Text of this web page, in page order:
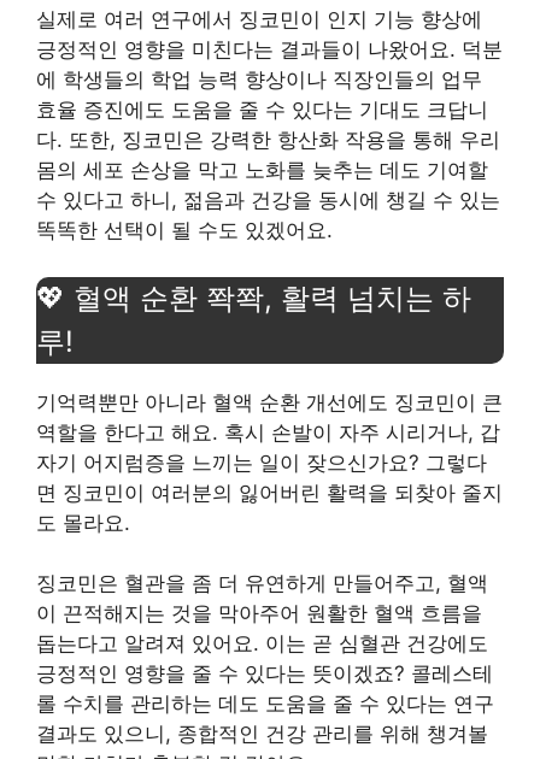
실제로 여러 연구에서 징코민이 인지 기능 향상에
긍정적인 영향을 미친다는 결과들이 나왔어요. 덕분
에 학생들의 학업 능력 향상이나 직장인들의 업무
효율 증진에도 도움을 줄 수 있다는 기대도 크답니
다. 또한, 징코민은 강력한 항산화 작용을 통해 우리
몸의 세포 손상을 막고 노화를 늦추는 데도 기여할
수 있다고 하니, 젊음과 건강을 동시에 챙길 수 있는
똑똑한 선택이 될 수도 있겠어요.
💖 혈액 순환 쫙쫙, 활력 넘치는 하
루!
기억력뿐만 아니라 혈액 순환 개선에도 징코민이 큰
역할을 한다고 해요. 혹시 손발이 자주 시리거나, 갑
자기 어지럼증을 느끼는 일이 잦으신가요? 그렇다
면 징코민이 여러분의 잃어버린 활력을 되찾아 줄지
도 몰라요.
징코민은 혈관을 좀 더 유연하게 만들어주고, 혈액
이 끈적해지는 것을 막아주어 원활한 혈액 흐름을
돕는다고 알려져 있어요. 이는 곧 심혈관 건강에도
긍정적인 영향을 줄 수 있다는 뜻이겠죠? 콜레스테
롤 수치를 관리하는 데도 도움을 줄 수 있다는 연구
결과도 있으니, 종합적인 건강 관리를 위해 챙겨볼